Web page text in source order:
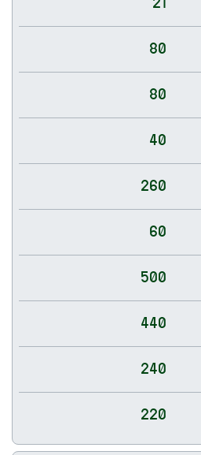
80
80
40
260
60
500
440
240
220